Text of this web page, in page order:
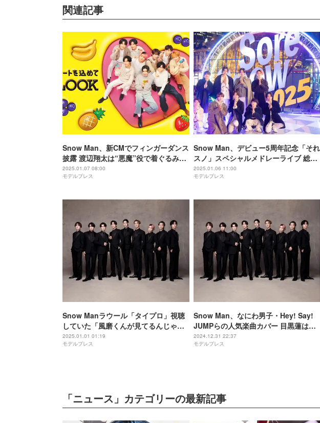
関連記事
Snow Man、新CMでフィンガーダンス
披露 渡辺翔太は“悪魔”役で着ぐるみ衣
装に照れ
2025.01.07 08:00
モデルプレス
Snow Man、デビュー5周年記念「それ
スノ」スペシャルメドレーライブ 総勢
31人のゲストも登場
2025.01.06 11:00
モデルプレス
Snow Manラウール「タイプロ」視聴
していた「風磨くんが見てるんじゃな
いかと思って」
2025.01.01 01:19
モデルプレス
Snow Man、なにわ男子・Hey! Say!
JUMPらの人気楽曲カバー 目黒蓮は
「初心LOVE」セリフをクールに披露
2024.12.31 22:37
モデルプレス
「ニュース」カテゴリーの最新記事